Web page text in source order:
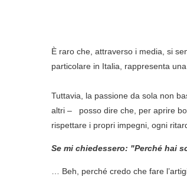
È raro che, attraverso i media, si
particolare in Italia, rappresenta
Tuttavia, la passione da sola non
altri – posso dire che, per aprire
rispettare i propri impegni, ogni
Se mi chiedessero: "Perché hai
… Beh, perché credo che fare